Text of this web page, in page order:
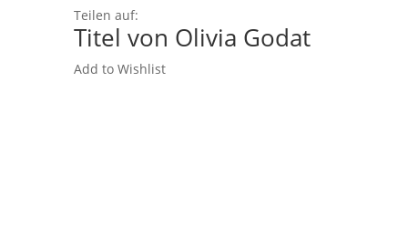
Teilen auf:
Titel von Olivia Godat
Add to Wishlist